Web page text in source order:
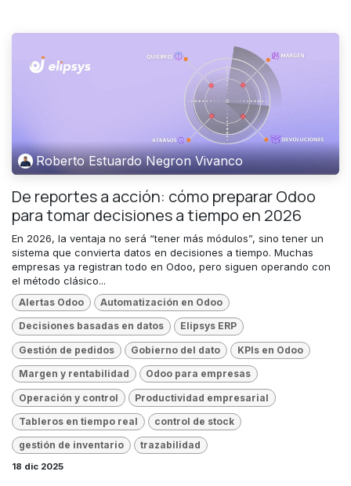
Roberto Estuardo Negron Vivanco
De reportes a acción: cómo preparar Odoo
para tomar decisiones a tiempo en 2026
En 2026, la ventaja no será “tener más módulos”, sino tener un
sistema que convierta datos en decisiones a tiempo. Muchas
empresas ya registran todo en Odoo, pero siguen operando con
el método clásico...
Alertas Odoo Automatización en Odoo
Decisiones basadas en datos Elipsys ERP
Gestión de pedidos Gobierno del dato KPIs en Odoo
Margen y rentabilidad Odoo para empresas
Operación y control Productividad empresarial
Tableros en tiempo real control de stock
gestión de inventario trazabilidad
18 dic 2025